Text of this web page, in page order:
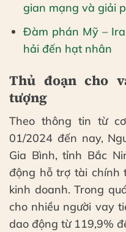
gian mạng và giải
Đàm phán Mỹ –
hải đến hạt nhân
Thủ đoạn cho
tượng
Theo thông tin từ
01/2024 đến nay,
Gia Bình, tỉnh Bắc
động hỗ trợ tài chính
kinh doanh. Trong
cho nhiều người vay
dao động từ 119,9%